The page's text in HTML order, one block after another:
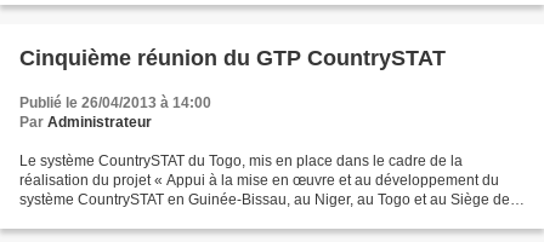
Cinquième réunion du GTP CountrySTAT
Publié le 26/04/2013 à 14:00
Par Administrateur
Le système CountrySTAT du Togo, mis en place dans le cadre de la
réalisation du projet « Appui à la mise en œuvre et au développement du
système CountrySTAT en Guinée-Bissau, au Niger, au Togo et au Siège de